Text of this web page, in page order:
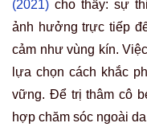
(2021) cho thấy: sự
ảnh hưởng trực tiếp
cảm như vùng kín.
lựa chọn cách khắc
vững. Để trị thâm cô
hợp chăm sóc ngoài